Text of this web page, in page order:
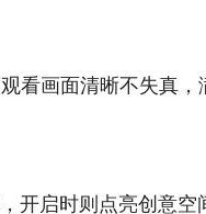
看画面清晰不失真
开启时则点亮创意